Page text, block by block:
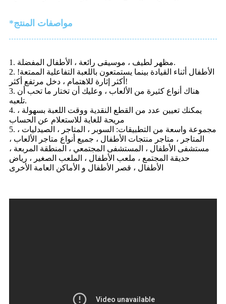
*مواصفات المنتج
1. مظهر لطيف ، موسيقى رائعة ، الأطفال المفضلة.
2. الأطفال أثناء القيادة بينما يستمتعون باللعبة التفاعلية الممتعة!
أكثر إثارة للاهتمام ، دخل مرتفع أكثر!
3. هناك أنواع كثيرة من الألعاب ، وعليك أن تختار ما تحب أن
تلعبه.
4. يمكنك تعيين عدد من القطع النقدية ووقت اللعبة بسهولة ،
مريحة للغاية للاستعلام عن الحساب
5. مجموعة واسعة من التطبيقات: السوبر ، المتاجر ، الصيدليات ،
المتاجر ، متاجر منتجات الأطفال ، جميع أنواع متاجر الألعاب ،
مستشفى الأطفال ، المستشفى المجتمعي ، المنطقة المربعة ،
حديقة المجتمع ، ملعب الأطفال ، الملعب الصغير ، رياض
الأطفال ، قصر الأطفال و الأماكن العامة الأخرى